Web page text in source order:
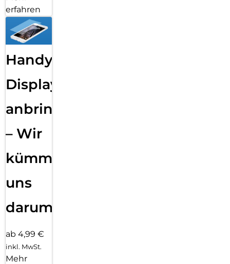
erfahren
Handy
Displayfolie
anbringen
– Wir
kümmern
uns
darum!
ab 4,99 €
inkl. MwSt.
Mehr